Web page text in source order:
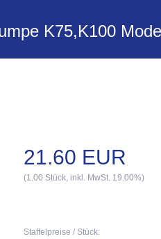
K75,K100
21.60 EUR
(1.00 Stück, inkl. MwSt. 19.00%)
Staffelpreise / Stück: